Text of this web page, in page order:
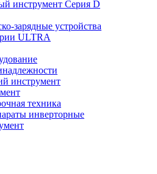
инструмент Серия D
зарядные устройства
ULTRA
инструмент
техника
инверторные